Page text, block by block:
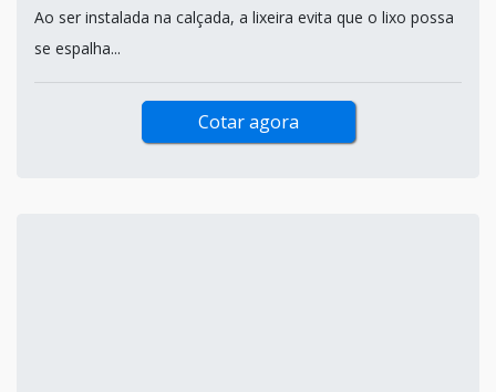
Ao ser instalada na calçada, a lixeira evita que o lixo possa
se espalha...
Cotar agora